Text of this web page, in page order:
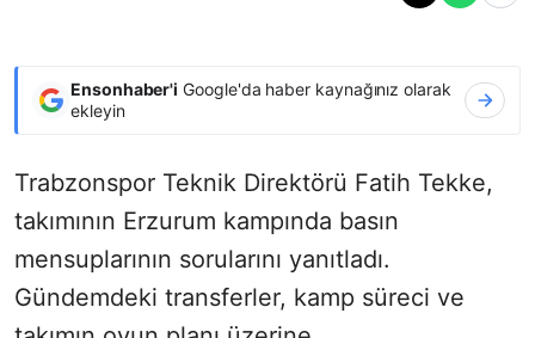
Ensonhaber'i Google'da haber kaynağınız olarak
ekleyin
Trabzonspor Teknik Direktörü Fatih Tekke,
takımının Erzurum kampında basın
mensuplarının sorularını yanıtladı.
Gündemdeki transferler, kamp süreci ve